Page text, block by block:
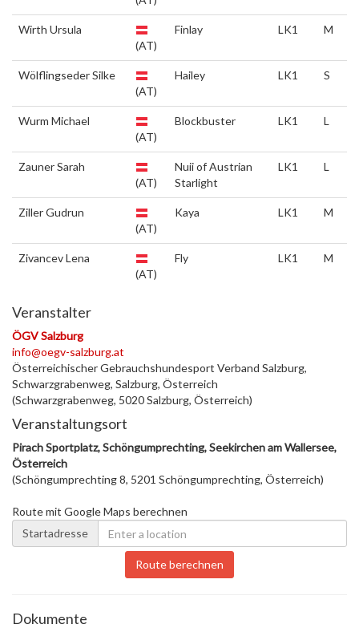
Wirth Ursula
(AT)
Finlay LK1 M
Wölflingseder Silke
(AT)
Hailey LK1 S
Wurm Michael
(AT)
Blockbuster LK1 L
Zauner Sarah
(AT)
Nuii of Austrian
Starlight
LK1 L
Ziller Gudrun
(AT)
Kaya LK1 M
Zivancev Lena
(AT)
Fly LK1 M
Veranstalter
ÖGV Salzburg
info@oegv-salzburg.at
Österreichischer Gebrauchshundesport Verband Salzburg,
Schwarzgrabenweg, Salzburg, Österreich
(Schwarzgrabenweg, 5020 Salzburg, Österreich)
Veranstaltungsort
Pirach Sportplatz, Schöngumprechting, Seekirchen am Wallersee,
Österreich
(Schöngumprechting 8, 5201 Schöngumprechting, Österreich)
Route mit Google Maps berechnen
Startadresse
Route berechnen
Dokumente